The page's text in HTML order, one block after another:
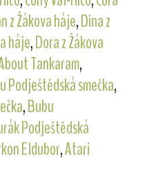
z Žákova háje,Dina z
háje,Dora z Žákova
Tankaram,
Podještědská smečka,
,Bubu
Podještědská
Eldubor,Atari